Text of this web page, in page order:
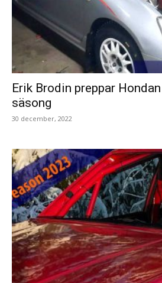
Erik Brodin preppar
säsong
30 december, 2022